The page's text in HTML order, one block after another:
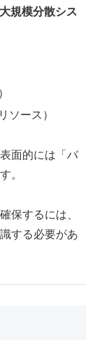
大規模分散シス
ソース）
面的には「バ
。
保するには、
する必要があ